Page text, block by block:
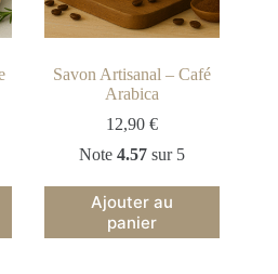
Savon Artisanal – Café
Arabica
12,90€
Note4.57 sur 5
Ajouter au
panier